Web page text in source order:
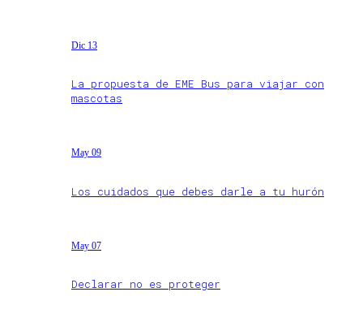
Dic 13
La propuesta de EME Bus para viajar con
mascotas
May 09
Los cuidados que debes darle a tu hurón
May 07
Declarar no es proteger